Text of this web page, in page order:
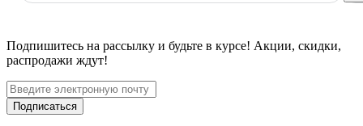
Подпишитесь на рассылку и будьте в курсе! Акции, скидки,
распродажи ждут!
Подписаться